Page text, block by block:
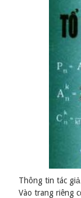
Thông tin tác
Vào trang riêng